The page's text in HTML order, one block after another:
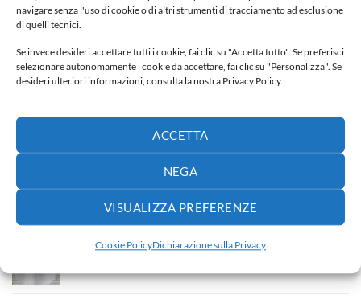
navigare senza l'uso di cookie o di altri strumenti di tracciamento ad esclusione
di quelli tecnici.
Se invece desideri accettare tutti i cookie, fai clic su "Accetta tutto". Se preferisci
selezionare autonomamente i cookie da accettare, fai clic su "Personalizza". Se
desideri ulteriori informazioni, consulta la nostra Privacy Policy.
ACCETTA
NEGA
VISUALIZZA PREFERENZE
Cookie PolicyDichiarazione sulla Privacy
Calza della Befana
45,00 €
Aggiungi alla lista dei
desideri
Calza della befana
Aggiungi alla lista dei
desideri
NUOVI ARRIVI
Fiocco nascita